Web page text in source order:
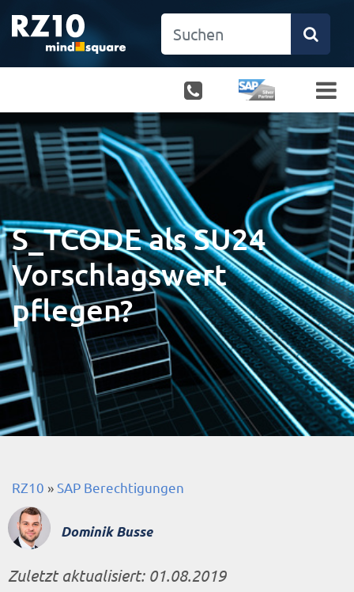
S_TCODE als SU24
Vorschlagswert
pflegen?
RZ10 » SAP Berechtigungen
Dominik Busse
Zuletzt aktualisiert: 01.08.2019